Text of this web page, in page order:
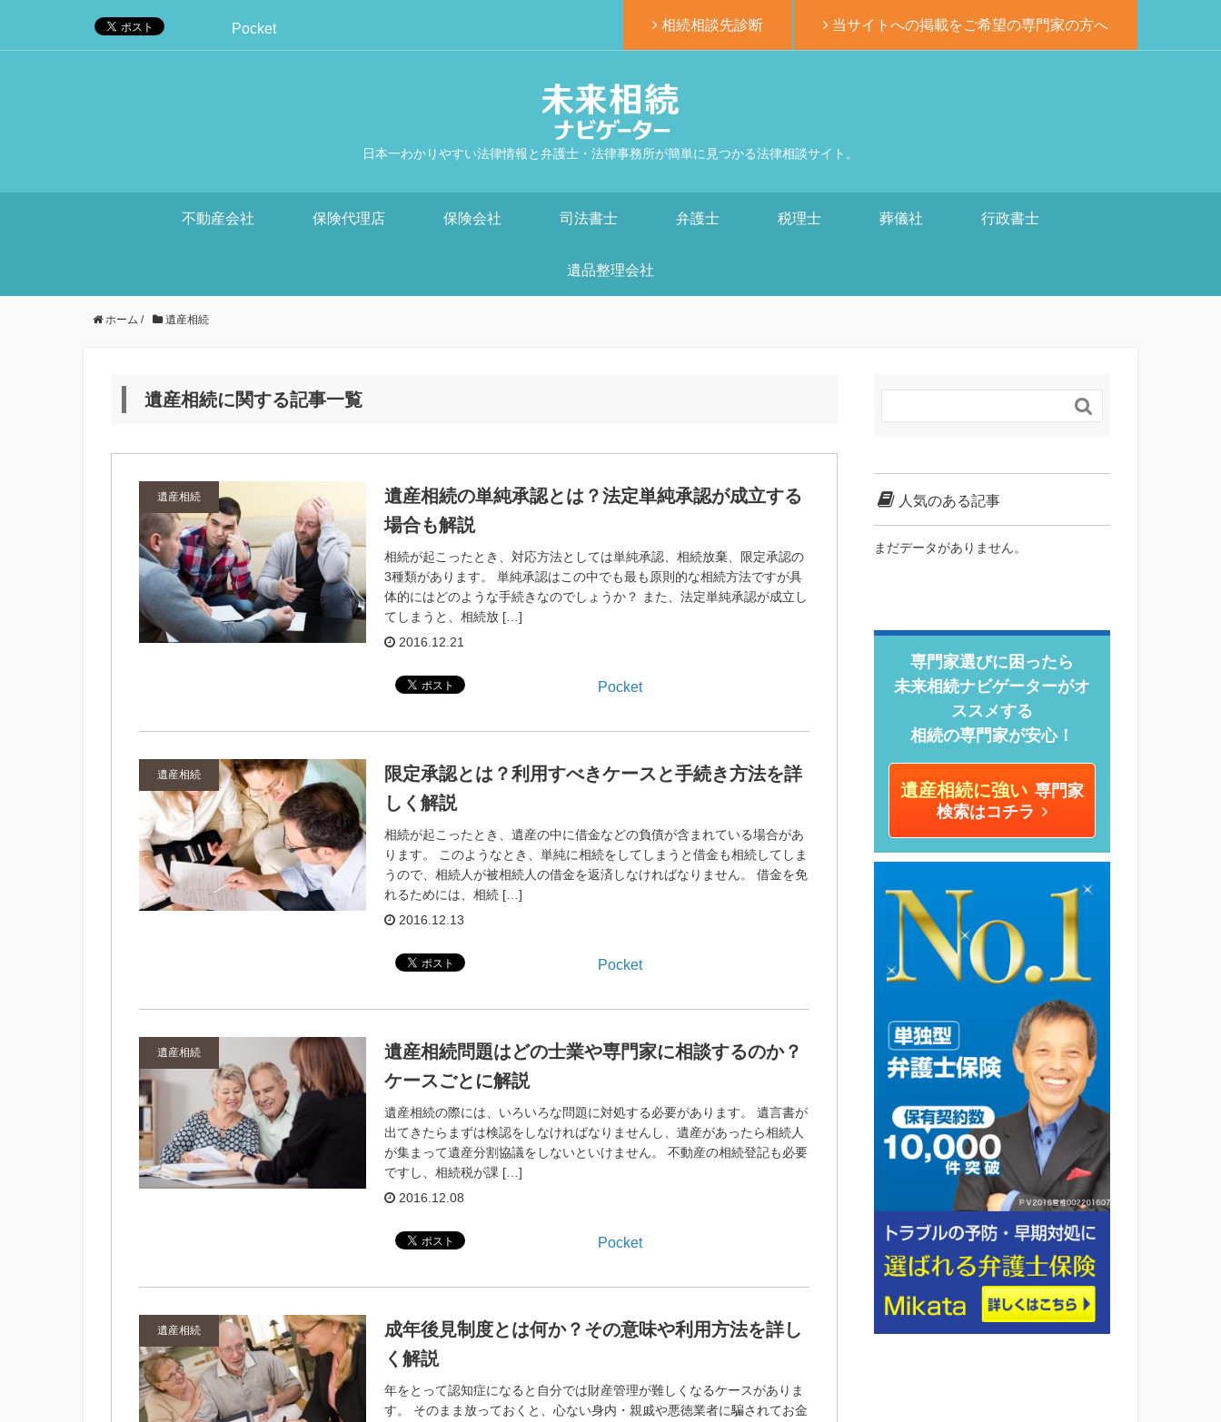
相続相談先診断 当サイトへの掲載をご希望の専門家の方へ
Pocket
日本一わかりやすい法律情報と弁護士・法律事務所が簡単に見つかる法律相談サイト。
不動産会社 保険代理店 保険会社 司法書士 弁護士 税理士 葬儀社 行政書士
遺品整理会社
ホーム / 遺産相続
遺産相続に関する記事一覧
遺産相続
遺産相続の単純承認とは？法定単純承認が成立する
場合も解説
相続が起こったとき、対応方法としては単純承認、相続放棄、限定承認の
3種類があります。 単純承認はこの中でも最も原則的な相続方法ですが具
体的にはどのような手続きなのでしょうか？ また、法定単純承認が成立し
てしまうと、相続放 […]
2016.12.21
Pocket
遺産相続
限定承認とは？利用すべきケースと手続き方法を詳
しく解説
相続が起こったとき、遺産の中に借金などの負債が含まれている場合があ
ります。 このようなとき、単純に相続をしてしまうと借金も相続してしま
うので、相続人が被相続人の借金を返済しなければなりません。 借金を免
れるためには、相続 […]
2016.12.13
Pocket
遺産相続
遺産相続問題はどの士業や専門家に相談するのか？
ケースごとに解説
遺産相続の際には、いろいろな問題に対処する必要があります。 遺言書が
出てきたらまずは検認をしなければなりませんし、遺産があったら相続人
が集まって遺産分割協議をしないといけません。 不動産の相続登記も必要
ですし、相続税が課 […]
2016.12.08
Pocket
遺産相続
成年後見制度とは何か？その意味や利用方法を詳し
く解説
年をとって認知症になると自分では財産管理が難しくなるケースがありま
す。 そのまま放っておくと、心ない身内・親戚や悪徳業者に騙されてお金

人気のある記事
まだデータがありません。
専門家選びに困ったら
未来相続ナビゲーターがオ
ススメする
相続の専門家が安心！
遺産相続に強い 専門家
検索はコチラ